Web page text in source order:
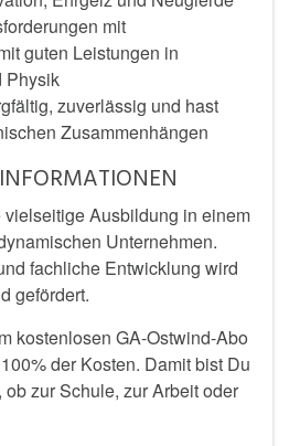
mit
guten Leistungen in
Physik
zuverlässig und hast
Zusammenhängen
Ausbildung in einem
Unternehmen.
fachliche Entwicklung wird
gefördert.
kostenlosen GA-Ostwind-Abo
der Kosten. Damit bist Du
zur Schule, zur Arbeit oder